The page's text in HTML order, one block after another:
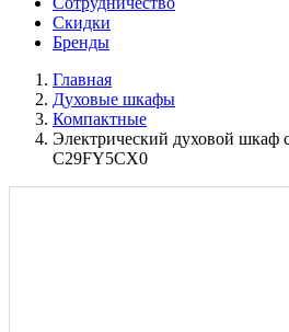
Скидки
Бренды
Главная
Духовые шкафы
Компактные
Электрический духовой шкаф
C29FY5CX0